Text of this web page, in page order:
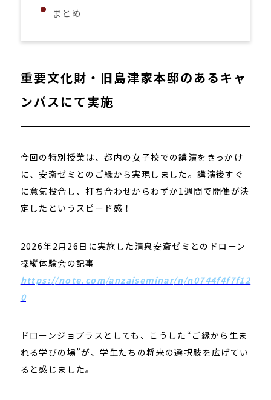
まとめ
重要文化財・旧島津家本邸のあるキャ
ンパスにて実施
今回の特別授業は、都内の女子校での講演をきっかけ
に、安斎ゼミとのご縁から実現しました。講演後すぐ
に意気投合し、打ち合わせからわずか1週間で開催が決
定したというスピード感！
2026年2月26日に実施した清泉安斎ゼミとのドローン
操縦体験会の記事
https://note.com/anzaiseminar/n/n0744f4f7f12
0
ドローンジョプラスとしても、こうした“ご縁から生ま
れる学びの場”が、学生たちの将来の選択肢を広げてい
ると感じました。